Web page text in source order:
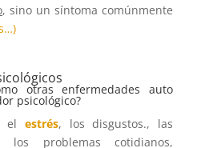
, sino un síntoma comúnmente
otras enfermedades auto
psicológico?
el estrés, los disgustos., las
los problemas cotidianos,